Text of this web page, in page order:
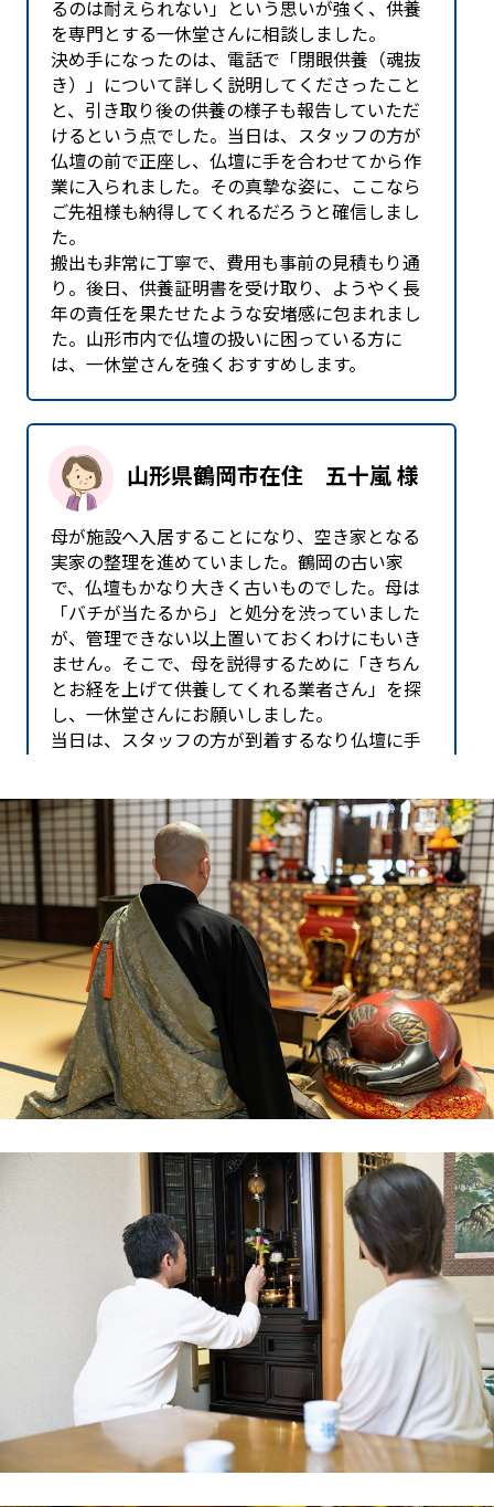
るのは耐えられない」という思いが強く、供養
を専門とする一休堂さんに相談しました。
決め手になったのは、電話で「閉眼供養（魂抜
き）」について詳しく説明してくださったこと
と、引き取り後の供養の様子も報告していただ
けるという点でした。当日は、スタッフの方が
仏壇の前で正座し、仏壇に手を合わせてから作
業に入られました。その真摯な姿に、ここなら
ご先祖様も納得してくれるだろうと確信しまし
た。
搬出も非常に丁寧で、費用も事前の見積もり通
り。後日、供養証明書を受け取り、ようやく長
年の責任を果たせたような安堵感に包まれまし
た。山形市内で仏壇の扱いに困っている方に
は、一休堂さんを強くおすすめします。
山形県鶴岡市在住 五十嵐 様
母が施設へ入居することになり、空き家となる
実家の整理を進めていました。鶴岡の古い家
で、仏壇もかなり大きく古いものでした。母は
「バチが当たるから」と処分を渋っていました
が、管理できない以上置いておくわけにもいき
ません。そこで、母を説得するために「きちん
とお経を上げて供養してくれる業者さん」を探
し、一休堂さんにお願いしました。
当日は、スタッフの方が到着するなり仏壇に手
涙ぐんで喜んでいました。搬出作業も、古い家
の鴨居や床を傷つけないよう慎重に行ってくだ
さり、プロの配慮を感じました。
ただ片付けるだけでなく、母の心のケアまでし
ていただいたようで、本当に感謝しています。
鶴岡市周辺で、家族の気持ちを大切にしてくれ
る業者をお探しなら、一休堂さんが一番です。
山形県酒田市在住 阿部 様
壇を処分し、新しいリビングに合うモダンな仏
壇に買い替えることになりました。長年、家族
の歴史を見守ってくれた仏壇ですので、最後は
感謝を込めて送り出したいと思い、供養実績が
豊富な一休堂さんに依頼しました。ホームペー
ジの「お客様の声」を読み、信頼できそうだと
感じたのも理由の一つです。
事前相談では、古い位牌や遺影の取り扱いにつ
いても親身にアドバイスをいただきました。引
き取り当日は、風が強い日でしたが、仏壇が傷
つかないよう丁寧に梱包して搬出してください
ました。作業前の読経も形式的なものではな
く、僧侶やスタッフの方の誠実な人柄が伝わっ